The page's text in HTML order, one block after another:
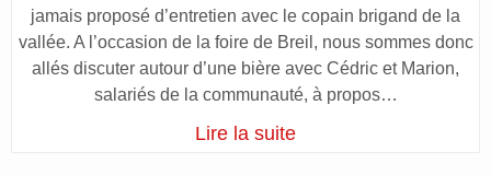
jamais proposé d’entretien avec le copain brigand de la
vallée. A l’occasion de la foire de Breil, nous sommes donc
allés discuter autour d’une bière avec Cédric et Marion,
salariés de la communauté, à propos…
Lire la suite